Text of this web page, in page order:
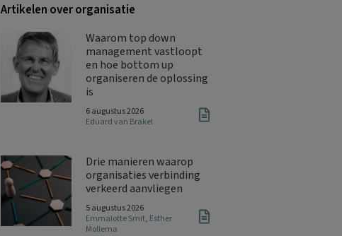
Artikelen over organisatie
Waarom top down
management vastloopt
en hoe bottom up
organiseren de oplossing
is
6 augustus 2026
Eduard van Brakel
Drie manieren waarop
organisaties verbinding
verkeerd aanvliegen
5 augustus 2026
Emmalotte Smit, Esther
Mollema